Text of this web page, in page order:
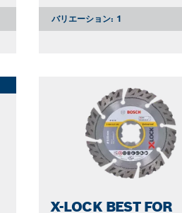
バリエーション: 1
X-LOCK BEST FOR